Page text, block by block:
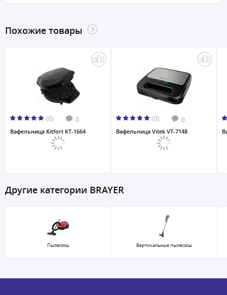
Похожие товары
(0) 0
Вафельница Kitfort КТ-1664
(0) 0
Вафельница Vitek VT-7148
Другие категории BRAYER
Пылесосы Вертикальные пылесосы